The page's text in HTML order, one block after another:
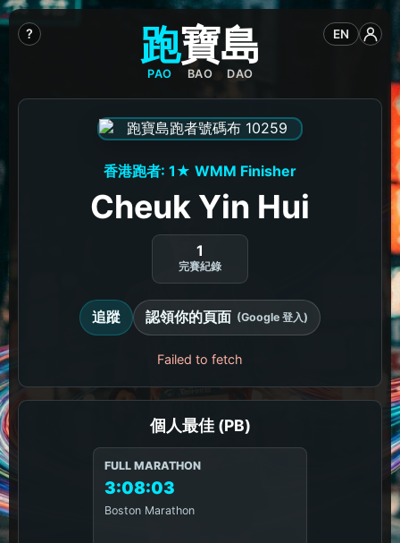
? EN
跑
PAO
寶
BAO
島
DAO
香港跑者: 1★ WMM Finisher
Cheuk Yin Hui
1
完賽紀錄
追蹤 認領你的頁面 (Google 登入)
Failed to fetch
個人最佳 (PB)
FULL MARATHON
3:08:03
Boston Marathon